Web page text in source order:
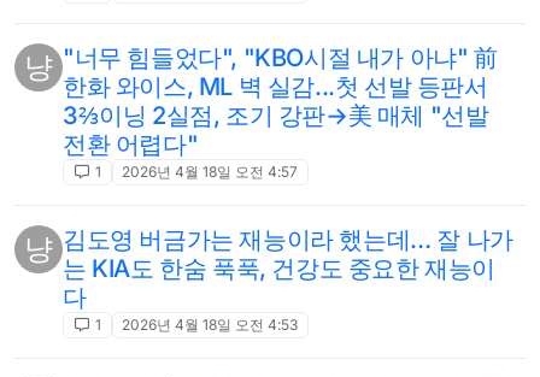
냥 "너무 힘들었다", "KBO시절 내가 아냐" 前
한화 와이스, ML 벽 실감...첫 선발 등판서
3⅔이닝 2실점, 조기 강판→美 매체 "선발
전환 어렵다"
1 2026년 4월 18일 오전 4:57
냥 김도영 버금가는 재능이라 했는데… 잘 나가
는 KIA도 한숨 푹푹, 건강도 중요한 재능이
다
1 2026년 4월 18일 오전 4:53